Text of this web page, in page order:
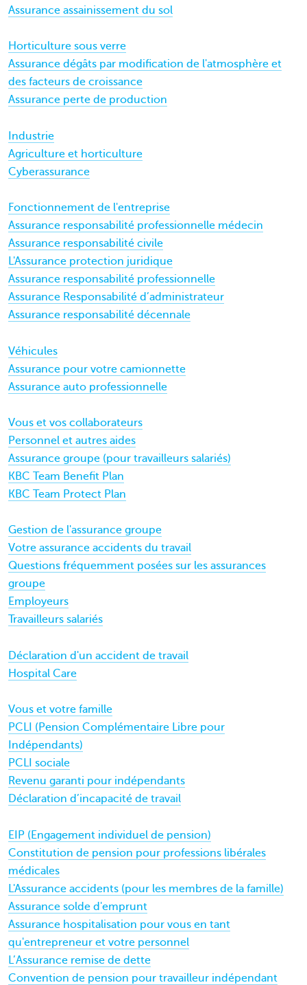
Assurance assainissement du sol
Horticulture sous verre
Assurance dégâts par modification de l'atmosphère et
des facteurs de croissance
Assurance perte de production
Industrie
Agriculture et horticulture
Cyberassurance
Fonctionnement de l'entreprise
Assurance responsabilité professionnelle médecin
Assurance responsabilité civile
L'Assurance protection juridique
Assurance responsabilité professionnelle
Assurance Responsabilité d’administrateur
Assurance responsabilité décennale
Véhicules
Assurance pour votre camionnette
Assurance auto professionnelle
Vous et vos collaborateurs
Personnel et autres aides
Assurance groupe (pour travailleurs salariés)
KBC Team Benefit Plan
KBC Team Protect Plan
Gestion de l'assurance groupe
Votre assurance accidents du travail
Questions fréquemment posées sur les assurances
groupe
Employeurs
Travailleurs salariés
Déclaration d'un accident de travail
Hospital Care
Vous et votre famille
PCLI (Pension Complémentaire Libre pour
Indépendants)
PCLI sociale
Revenu garanti pour indépendants
Déclaration d’incapacité de travail
EIP (Engagement individuel de pension)
Constitution de pension pour professions libérales
médicales
L'Assurance accidents (pour les membres de la famille)
Assurance solde d'emprunt
Assurance hospitalisation pour vous en tant
qu'entrepreneur et votre personnel
L’Assurance remise de dette
Convention de pension pour travailleur indépendant